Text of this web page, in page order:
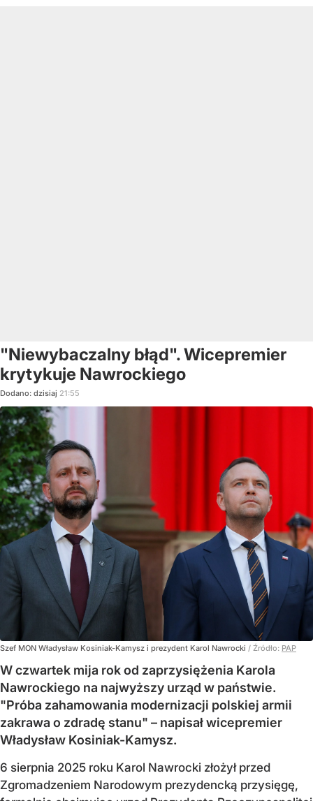
"Niewybaczalny błąd". Wicepremier
krytykuje Nawrockiego
Dodano: dzisiaj 21:55
Szef MON Władysław Kosiniak-Kamysz i prezydent Karol Nawrocki / Źródło: PAP
W czwartek mija rok od zaprzysiężenia Karola
Nawrockiego na najwyższy urząd w państwie.
"Próba zahamowania modernizacji polskiej armii
zakrawa o zdradę stanu" – napisał wicepremier
Władysław Kosiniak-Kamysz.
6 sierpnia 2025 roku Karol Nawrocki złożył przed
Zgromadzeniem Narodowym prezydencką przysięgę,